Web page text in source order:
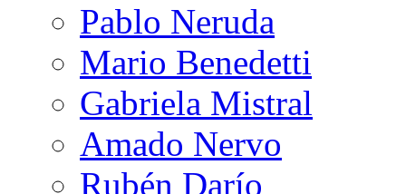
Pablo Neruda
Mario Benedetti
Gabriela Mistral
Amado Nervo
Rubén Darío